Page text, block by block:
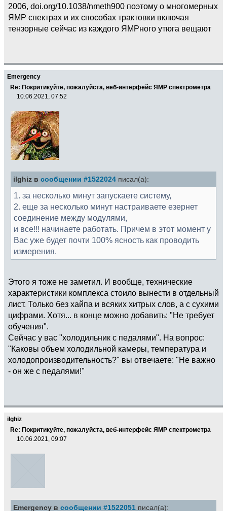
2006, doi.org/10.1038/nmeth900 поэтому о многомерных
ЯМР спектрах и их способах трактовки включая
тензорные сейчас из каждого ЯМРного утюга вещают
Emergency
Re: Покритикуйте, пожалуйста, веб-интерфейс ЯМР спектрометра
10.06.2021, 07:52
ilghiz в сообщении #1522024 писал(а):
1. за несколько минут запускаете систему,
2. еще за несколько минут настраиваете езернет
соединение между модулями,
и все!!! начинаете работать. Причем в этот момент у
Вас уже будет почти 100% ясность как проводить
измерения.
Этого я тоже не заметил. И вообще, технические
характеристики комплекса стоило вынести в отдельный
лист. Только без хайпа и всяких хитрых слов, а с сухими
цифрами. Хотя... в конце можно добавить: "Не требует
обучения".
Сейчас у вас "холодильник с педалями". На вопрос:
"Каковы объем холодильной камеры, температура и
холодопроизводительность?" вы отвечаете: "Не важно
- он же с педалями!"
ilghiz
Re: Покритикуйте, пожалуйста, веб-интерфейс ЯМР спектрометра
10.06.2021, 09:07
Emergency в сообщении #1522051 писал(а):